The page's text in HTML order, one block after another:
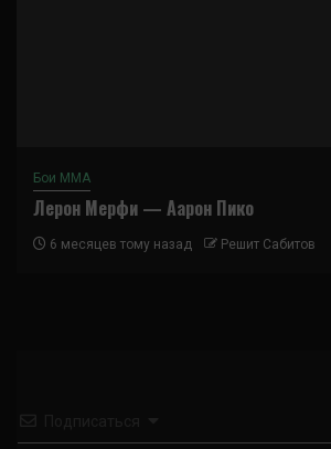
Бои ММА
Лерон Мерфи — Аарон Пико
6 месяцев тому назад Решит Сабитов